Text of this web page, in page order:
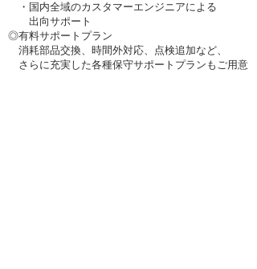
・国内全域のカスタマーエンジニアによる
出向サポート
◎有料サポートプラン
消耗部品交換、時間外対応、点検追加など、
さらに充実し た各種保守サポートプランもご用意